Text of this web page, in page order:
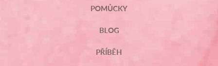
POMŮCKY
BLOG
PŘÍBĚH